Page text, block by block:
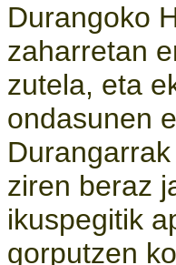
Durangoko
zaharretan
zutela, eta
ondasunen
ziren beraz
ikuspegitik
gorputzen